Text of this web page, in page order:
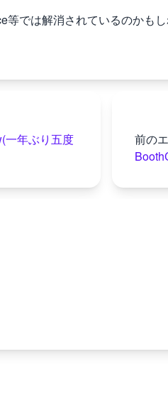
では解消されているのかも
一年ぶり五度
前の